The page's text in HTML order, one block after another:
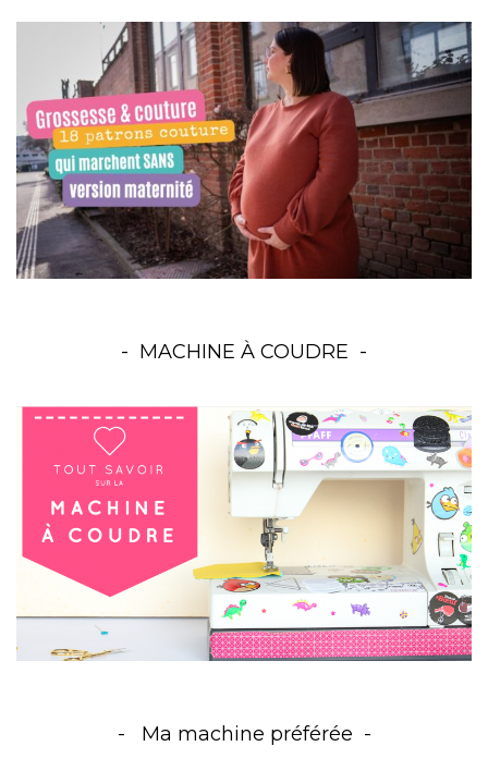
MACHINE À COUDRE
Ma machine préférée